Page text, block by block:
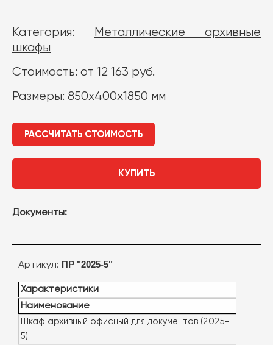
Категория:
Металлические архивные
шкафы
Стоимость: от 12 163 руб.
Размеры: 850x400x1850 мм
РАССЧИТАТЬ СТОИМОСТЬ
КУПИТЬ
Документы:
Артикул: ПР "2025-5"
Характеристики
Наименование
Шкаф архивный офисный для документов (2025-
5)